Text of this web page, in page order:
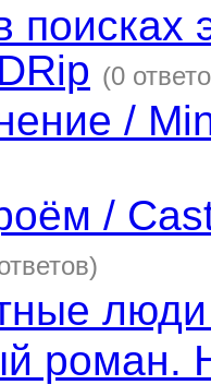
поисках
(0
/
/
роман.